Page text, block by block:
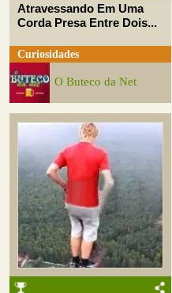
Atravessando Em Uma
Corda Presa Entre Dois...
Curiosidades
O Buteco da Net